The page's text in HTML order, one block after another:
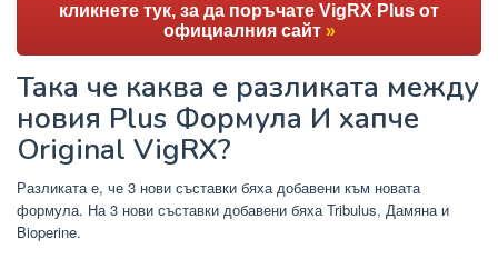
кликнете тук, за да поръчате VigRX Plus от
официалния сайт »
Така че каква е разликата между
новия Plus Формула И хапче
Original VigRX?
Разликата е, че 3 нови съставки бяха добавени към новата
формула. На 3 нови съставки добавени бяха Tribulus, Дамяна и
Bioperine.